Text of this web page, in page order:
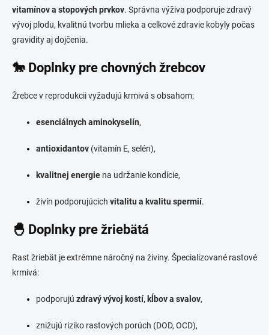
vitamínov a stopových prvkov. Správna výživa podporuje zdravý
vývoj plodu, kvalitnú tvorbu mlieka a celkové zdravie kobyly počas
gravidity aj dojčenia.
🐎 Doplnky pre chovných žrebcov
Žrebce v reprodukcii vyžadujú krmivá s obsahom:
esenciálnych aminokyselín,
antioxidantov (vitamín E, selén),
kvalitnej energie na udržanie kondície,
živín podporujúcich vitalitu a kvalitu spermií.
🐣 Doplnky pre žriebätá
Rast žriebät je extrémne náročný na živiny. Špecializované rastové
krmivá:
podporujú zdravý vývoj kostí, kĺbov a svalov,
znižujú riziko rastových porúch (DOD, OCD),